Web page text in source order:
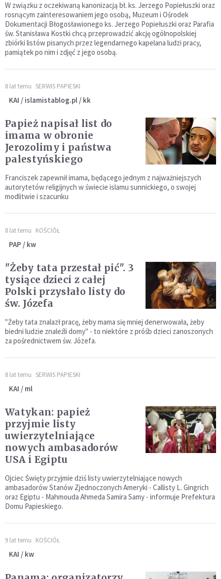
W związku z oczekiwaną kanonizacją bł. ks. Jerzego Popiełuszki oraz
rosnącym zainteresowaniem jego osobą, Muzeum i Ośrodek
Dokumentacji Błogosławionego ks. Jerzego Popiełuszki oraz Parafia
św. Stanisława Kostki chcą przeprowadzić akcję ogólnopolskiej
zbiórki listów pisanych przez legendarnego kapelana ludzi pracy,
pamiątek po nim i zdjęć z jego osobą.
8 lat temu SERWIS PAPIESKI
KAI / islamistablog.pl / kk
Papież napisał list do
imama w obronie
Jerozolimy i państwa
palestyńskiego
Franciszek zapewnił imama, będącego jednym z najważniejszych
autorytetów religijnych w świecie islamu sunnickiego, o swojej
modlitwie i szacunku
8 lat temu KOŚCIÓŁ
PAP / kw
"Żeby tata przestał pić". 3
tysiące dzieci z całej
Polski przysłało listy do
św. Józefa
"Żeby tata znalazł pracę, żeby mama się mniej denerwowała, żeby
biedni ludzie znaleźli domy" - to niektóre z próśb dzieci zanoszonych
za pośrednictwem św. Józefa.
8 lat temu SERWIS PAPIESKI
KAI / ml
Watykan: papież
przyjmie listy
uwierzytelniające
nowych ambasadorów
USA i Egiptu
Ojciec Święty przyjmie dziś listy uwierzytelniające nowych
ambasadorów Stanów Zjednoczonych Ameryki - Callisty L. Gingrich
oraz Egiptu - Mahmouda Ahmeda Samira Samy - informuje Prefektura
Domu Papieskiego.
9 lat temu KOŚCIÓŁ
KAI / kw